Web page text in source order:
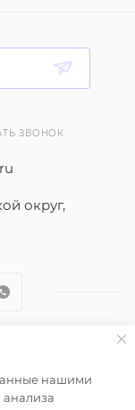
ЗВОНОК
округ,
справочный
офертой
нашими